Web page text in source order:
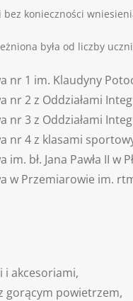
konieczności
była od liczby
nr 1 im. Klaudyny
nr 2 z Oddziałami
nr 3 z Oddziałami
nr 4 z klasami
bł. Jana Pawła II w
w Przemiarowie im.
akcesoriami,
gorącym powietrzem,